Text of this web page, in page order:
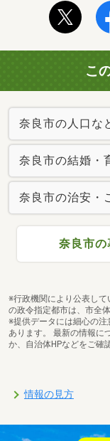
こ
奈良市の人口な
奈良市の結婚・
奈良市の治安・
奈良市の
※行政機関により公表し
の政令指定都市は、市全
※提供データには細心の
あります。 最新の情報に
か、自治体HPなどをご確
情報の見方